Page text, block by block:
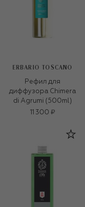
ERBARIO TOSCANO
Рефил для
диффузора Chimera
di Agrumi (500ml)
11 300 ₽